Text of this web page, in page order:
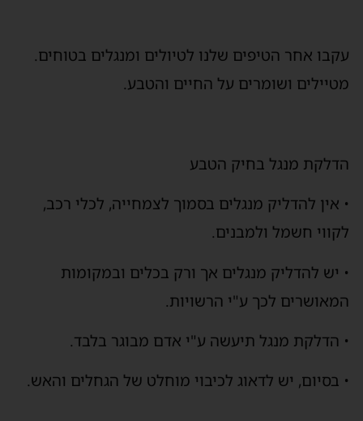
עקבו אחר הטיפים שלנו לטיולים ומנגלים בטוחים.
מטיילים ושומרים על החיים והטבע.
הדלקת מנגל בחיק הטבע
• אין להדליק מנגלים בסמוך לצמחייה, לכלי רכב,
לקווי חשמל ולמבנים.
• יש להדליק מנגלים אך ורק בכלים ובמקומות
המאושרים לכך ע"י הרשויות.
• הדלקת מנגל תיעשה ע"י אדם מבוגר בלבד.
• בסיום, יש לדאוג לכיבוי מוחלט של הגחלים והאש.